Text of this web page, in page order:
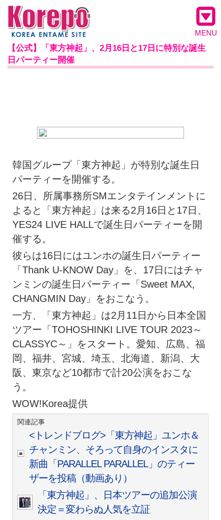
MENU
【公式】「東方神起」、2月16日と17日に特別な誕生
日パーティー開催
韓国グループ「東方神起」が特別な誕生日
パーティーを開催する。
26日、所属事務所SMエンタテインメントに
よると「東方神起」は来る2月16日と17日、
YES24 LIVE HALLで誕生日パーティーを開
催する。
彼らは16日にはユンホの誕生日パーティー
「Thank U-KNOW Day」を、17日にはチャ
ンミンの誕生日パーティー「Sweet MAX,
CHANGMIN Day」をおこなう。
一方、「東方神起」は2月11日から日本全国
ツアー「TOHOSHINKI LIVE TOUR 2023～
CLASSYC～」をスタート。愛知、広島、福
岡、福井、宮城、埼玉、北海道、新潟、大
阪、東京など10都市で計20公演をおこな
う。
WOW!Korea提供
関連記事
<トレンドブログ>「東方神起」ユンホ＆
チャンミン、そろって自身のインスタに
新曲「PARALLEL PARALLEL」のティー
ザーを投稿（動画あり）
「東方神起」、日本ツアーの追加公演
決定＝変わらぬ人気を立証